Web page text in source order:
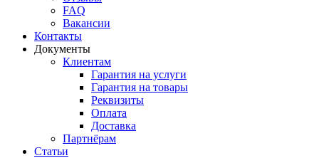
FAQ
Вакансии
Контакты
Документы
Клиентам
Гарантия на услуги
Гарантия на товары
Реквизиты
Оплата
Доставка
Партнёрам
Статьи